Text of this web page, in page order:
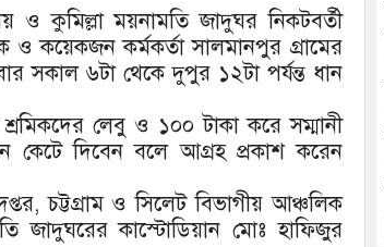
ও কুমিল্লা ময়নামতি জাদুঘর নিকটবর্তী
ও কয়েকজন কর্মকর্তা সালমানপুর গ্রামের
সকাল ৬টা থেকে দুপুর ১২টা পর্যন্ত ধান
লেবু ও ১০০ টাকা করে সম্মানী
দিবেন বলে আগ্রহ প্রকাশ করেন
চট্টগ্রাম ও সিলেট বিভাগীয় আঞ্চলিক
কাস্টোডিয়ান মোঃ হাফিজুর